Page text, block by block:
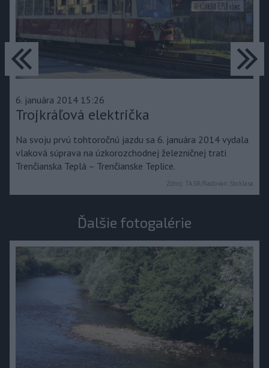
6. januára 2014 15:26
Trojkráľová električka
Na svoju prvú tohtoročnú jazdu sa 6. januára 2014 vydala
vlaková súprava na úzkorozchodnej železničnej trati
Trenčianska Teplá – Trenčianske Teplice.
Zdroj: TASR/Radovan Stoklasa
predchádzajúce
Ďalšie fotogalérie